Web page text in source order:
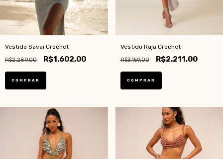
Vestido Savai Crochet
R$2.289,00 R$1.602,00
COMPRAR
Vestido Raja Crochet
R$3.159,00 R$2.211,00
COMPRAR